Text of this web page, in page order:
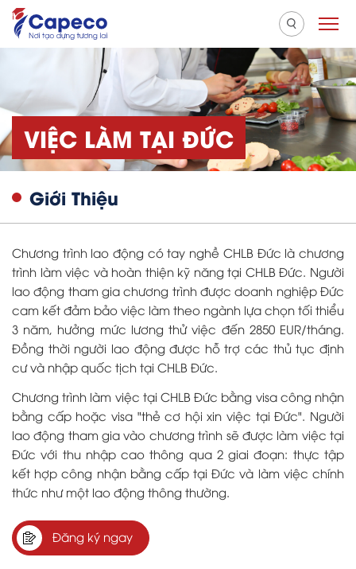
VIỆC LÀM TẠI ĐỨC
Giới Thiệu
Chương trình lao động có tay nghề CHLB Đức là chương
trình làm việc và hoàn thiện kỹ năng tại CHLB Đức. Người
lao động tham gia chương trình được doanh nghiệp Đức
cam kết đảm bảo việc làm theo ngành lựa chọn tối thiểu
3 năm, hưởng mức lương thử việc đến 2850 EUR/tháng.
Đồng thời người lao động được hỗ trợ các thủ tục định
cư và nhập quốc tịch tại CHLB Đức.
Chương trình làm việc tại CHLB Đức bằng visa công nhận
bằng cấp hoặc visa "thẻ cơ hội xin việc tại Đức". Người
lao động tham gia vào chương trình sẽ được làm việc tại
Đức với thu nhập cao thông qua 2 giai đoạn: thực tập
kết hợp công nhận bằng cấp tại Đức và làm việc chính
thức như một lao động thông thường.
Đăng ký ngay